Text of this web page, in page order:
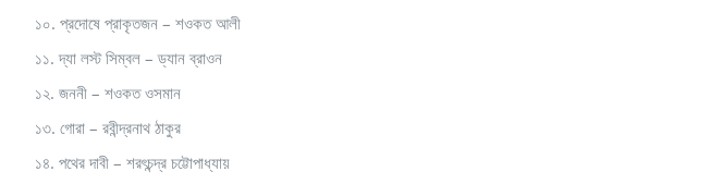
১০. প্রদোষে প্রাকৃতজন – শওকত আলী
১১. দ্যা লস্ট সিম্বল – ড্যান ব্রাওন
১২. জননী – শওকত ওসমান
১৩. গোরা – রবীন্দ্রনাথ ঠাকুর
১৪. পথের দাবী – শরৎচন্দ্র চট্টোপাধ্যায়